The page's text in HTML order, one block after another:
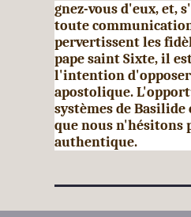
gnez-vous d'eux, et,
toute
pervertissent les
pape saint Sixte, il
l'intention
apostolique.
systèmes de
que nous n'hésitons
authentique.